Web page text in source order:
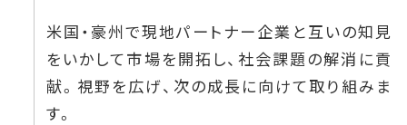
米国・豪州で現地パートナー企業と互いの知見
をいかして市場を開拓し、社会課題の解消に貢
献。視野を広げ、次の成長に向けて取り組みま
す。